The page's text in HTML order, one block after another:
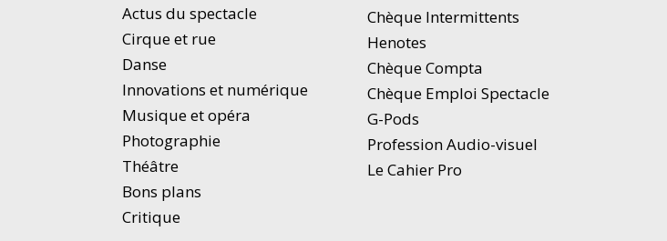
Actus du spectacle
Cirque et rue
Danse
Innovations et numérique
Musique et opéra
Photographie
Théâtre
Bons plans
Critique
Chèque Intermittents
Henotes
Chèque Compta
Chèque Emploi Spectacle
G-Pods
Profession Audio-visuel
Le Cahier Pro